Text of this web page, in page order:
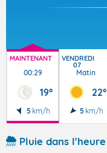
MAINTENANT
00:29
19°
5 km/h
VENDREDI
07
Matin
22°
5 km/h
Pluie dans l'heure